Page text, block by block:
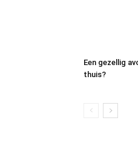
Een gezellig
thuis?